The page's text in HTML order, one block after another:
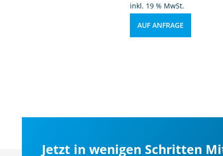
inkl. 19 % MwSt.
AUF ANFRAGE
Jetzt in wenigen Schritten